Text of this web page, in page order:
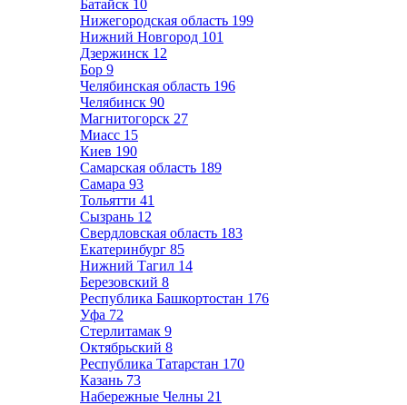
Батайск 10
Нижегородская область 199
Нижний Новгород 101
Дзержинск 12
Бор 9
Челябинская область 196
Челябинск 90
Магнитогорск 27
Миасс 15
Киев 190
Самарская область 189
Самара 93
Тольятти 41
Сызрань 12
Свердловская область 183
Екатеринбург 85
Нижний Тагил 14
Березовский 8
Республика Башкортостан 176
Уфа 72
Стерлитамак 9
Октябрьский 8
Республика Татарстан 170
Казань 73
Набережные Челны 21